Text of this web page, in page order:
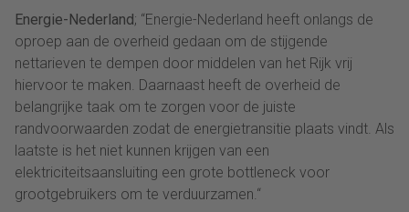
Energie-Nederland; “Energie-Nederland heeft onlangs de
oproep aan de overheid gedaan om de stijgende
nettarieven te dempen door middelen van het Rijk vrij
hiervoor te maken. Daarnaast heeft de overheid de
belangrijke taak om te zorgen voor de juiste
randvoorwaarden zodat de energietransitie plaats vindt. Als
laatste is het niet kunnen krijgen van een
elektriciteitsaansluiting een grote bottleneck voor
grootgebruikers om te verduurzamen.“